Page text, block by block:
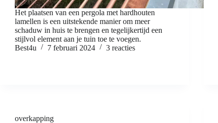
Het plaatsen van een pergola met hardhouten
lamellen is een uitstekende manier om meer
schaduw in huis te brengen en tegelijkertijd een
stijlvol element aan je tuin toe te voegen.
Best4u
7 februari 2024 3 reacties
overkapping